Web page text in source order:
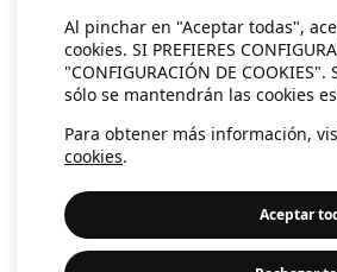
Al pinchar en "Aceptar todas",
cookies. SI PREFIERES
"CONFIGURACIÓN DE
sólo se mantendrán las cookies
Para obtener más información,
cookies.
Aceptar